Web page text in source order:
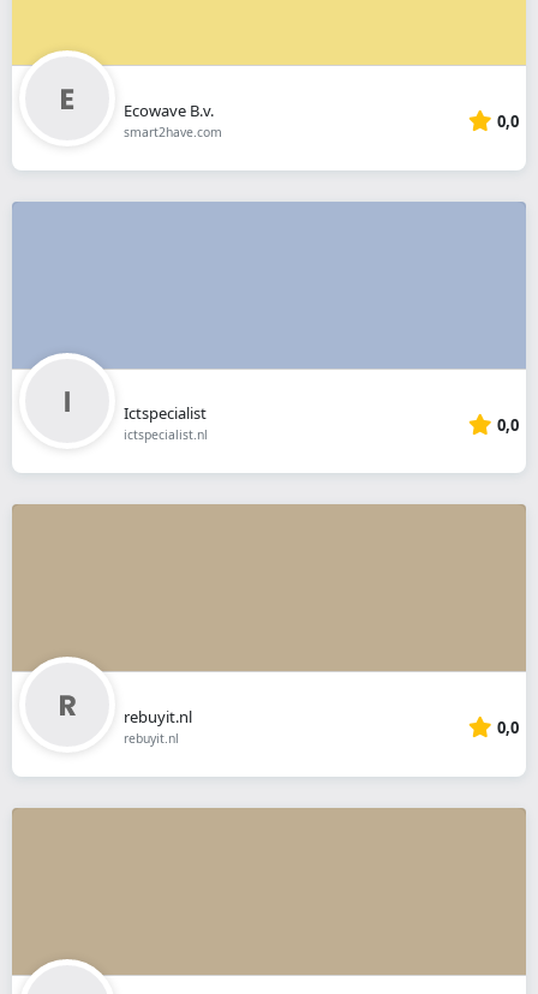
Ecowave B.v.
smart2have.com 0,0
Ictspecialist
ictspecialist.nl 0,0
rebuyit.nl
rebuyit.nl 0,0